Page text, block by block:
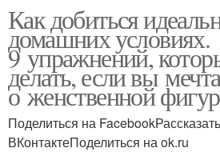
Как добиться
домашних условиях.
9 упражнений,
делать, если вы
о женственной
Поделиться на FacebookРассказать
ВКонтактеПоделиться на ok.ru